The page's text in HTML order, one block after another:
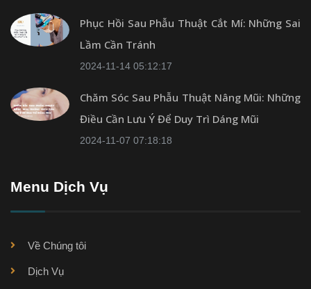
Phục Hồi Sau Phẫu Thuật Cắt Mí: Những Sai
Lầm Cần Tránh
2024-11-14 05:12:17
Chăm Sóc Sau Phẫu Thuật Nâng Mũi: Những
Điều Cần Lưu Ý Để Duy Trì Dáng Mũi
2024-11-07 07:18:18
Menu Dịch Vụ
Về Chúng tôi
Dịch Vụ